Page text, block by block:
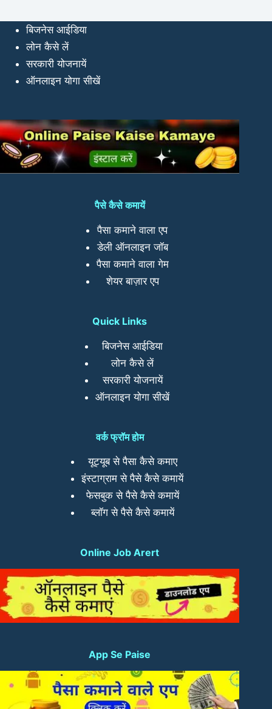
बिजनेस आईडिया
लोन कैसे लें
सरकारी योजनायें
ऑनलाइन योगा सीखें
पैसे कैसे कमायें
पैसा कमाने वाला एप
डेली ऑनलाइन जॉब
पैसा कमाने वाला गेम
शेयर बाज़ार एप
Quick Links
बिजनेस आईडिया
लोन कैसे लें
सरकारी योजनायें
ऑनलाइन योगा सीखें
वर्क फ्रॉम होम
यूट्यूब से पैसा कैसे कमाए
इंस्टाग्राम से पैसे कैसे कमायें
फेसबुक से पैसे कैसे कमायें
ब्लॉग से पैसे कैसे कमायें
Online Job Arert
App Se Paise